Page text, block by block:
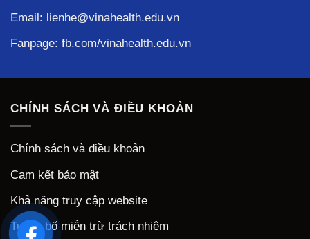
Email: lienhe@vinahealth.edu.vn
Fanpage: fb.com/vinahealth.edu.vn
CHÍNH SÁCH VÀ ĐIỀU KHOẢN
Chính sách và điều khoản
Cam kết bảo mật
Khả năng truy cập website
Tuyên bố miễn trừ trách nhiệm